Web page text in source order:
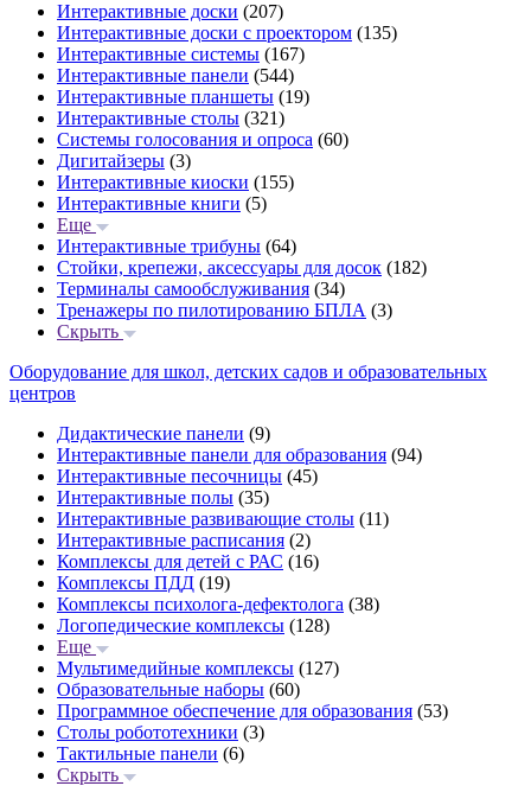
Интерактивные доски (207)
Интерактивные доски с проектором (135)
Интерактивные системы (167)
Интерактивные панели (544)
Интерактивные планшеты (19)
Интерактивные столы (321)
Системы голосования и опроса (60)
Дигитайзеры (3)
Интерактивные киоски (155)
Интерактивные книги (5)
Еще
Интерактивные трибуны (64)
Стойки, крепежи, аксессуары для досок (182)
Терминалы самообслуживания (34)
Тренажеры по пилотированию БПЛА (3)
Скрыть
Оборудование для школ, детских садов и образовательных
центров
Дидактические панели (9)
Интерактивные панели для образования (94)
Интерактивные песочницы (45)
Интерактивные полы (35)
Интерактивные развивающие столы (11)
Интерактивные расписания (2)
Комплексы для детей с РАС (16)
Комплексы ПДД (19)
Комплексы психолога-дефектолога (38)
Логопедические комплексы (128)
Еще
Мультимедийные комплексы (127)
Образовательные наборы (60)
Программное обеспечение для образования (53)
Столы робототехники (3)
Тактильные панели (6)
Скрыть